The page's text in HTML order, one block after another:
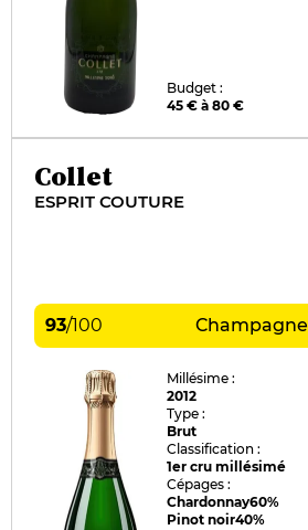
Budget :
45 € à 80 €
Collet
ESPRIT COUTURE
93/100 Champagne
Millésime :
2012
Type :
Brut
Classification :
1er cru millésimé
Cépages :
Chardonnay60%
Pinot noir40%